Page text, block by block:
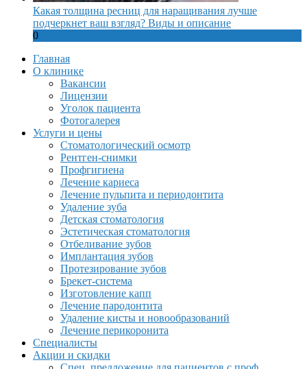
Какая толщина ресниц для наращивания лучше
подчеркнет ваш взгляд? Виды и описание
0
Главная
О клинике
Вакансии
Лицензии
Уголок пациента
Фотогалерея
Услуги и цены
Стоматологический осмотр
Рентген-снимки
Профгигиена
Лечение кариеса
Лечение пульпита и периодонтита
Удаление зуба
Детская стоматология
Эстетическая стоматология
Отбеливание зубов
Имплантация зубов
Протезирование зубов
Брекет-система
Изготовление капп
Лечение пародонтита
Удаление кисты и новообразований
Лечение перикоронита
Специалисты
Акции и скидки